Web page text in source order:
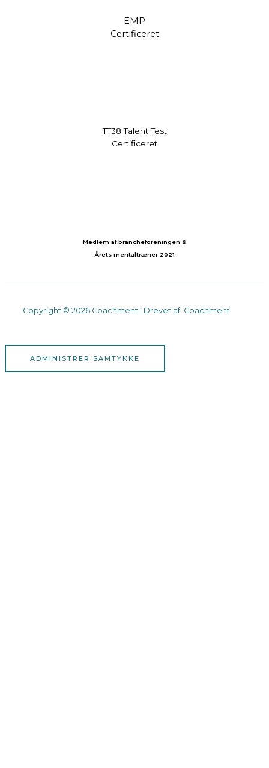
EMP
Certificeret
TT38 Talent Test
Certificeret
Medlem af brancheforeningen &
Årets mentaltræner 2021
Copyright © 2026 Coachment | Drevet af Coachment
ADMINISTRER SAMTYKKE